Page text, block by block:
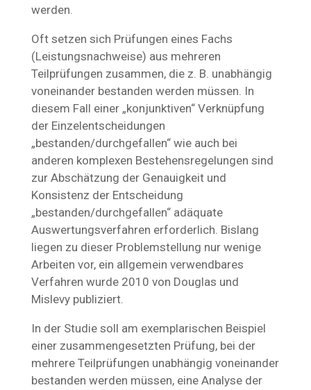
werden.
Oft setzen sich Prüfungen eines Fachs
(Leistungsnachweise) aus mehreren
Teilprüfungen zusammen, die z. B. unabhängig
voneinander bestanden werden müssen. In
diesem Fall einer „konjunktiven“ Verknüpfung
der Einzelentscheidungen
„bestanden/durchgefallen“ wie auch bei
anderen komplexen Bestehensregelungen sind
zur Abschätzung der Genauigkeit und
Konsistenz der Entscheidung
„bestanden/durchgefallen“ adäquate
Auswertungsverfahren erforderlich. Bislang
liegen zu dieser Problemstellung nur wenige
Arbeiten vor, ein allgemein verwendbares
Verfahren wurde 2010 von Douglas und
Mislevy publiziert.
In der Studie soll am exemplarischen Beispiel
einer zusammengesetzten Prüfung, bei der
mehrere Teilprüfungen unabhängig voneinander
bestanden werden müssen, eine Analyse der